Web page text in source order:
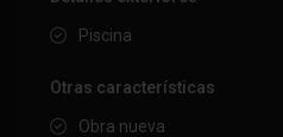
Piscina
Otras características
Obra nueva